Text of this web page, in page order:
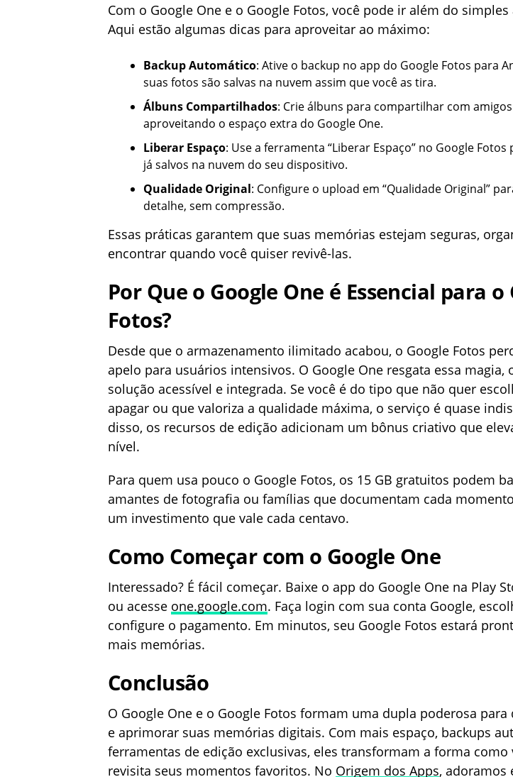
Com o Google One e o Google Fotos, você pode ir além do
Aqui estão algumas dicas para aproveitar ao máximo:
Backup Automático: Ative o backup no app do Google Fotos para
suas fotos são salvas na nuvem assim que você as tira.
Álbuns Compartilhados: Crie álbuns para compartilhar com
aproveitando o espaço extra do Google One.
Liberar Espaço: Use a ferramenta “Liberar Espaço” no Google
já salvos na nuvem do seu dispositivo.
Qualidade Original: Configure o upload em “Qualidade Original”
detalhe, sem compressão.
Essas práticas garantem que suas memórias estejam seguras,
encontrar quando você quiser revivê-las.
Por Que o Google One é Essencial para o
Fotos?
Desde que o armazenamento ilimitado acabou, o Google Fotos
apelo para usuários intensivos. O Google One resgata essa magia,
solução acessível e integrada. Se você é do tipo que não quer
apagar ou que valoriza a qualidade máxima, o serviço é quase
disso, os recursos de edição adicionam um bônus criativo que
nível.
Para quem usa pouco o Google Fotos, os 15 GB gratuitos podem
amantes de fotografia ou famílias que documentam cada
um investimento que vale cada centavo.
Como Começar com o Google One
Interessado? É fácil começar. Baixe o app do Google One na Play
ou acesse one.google.com. Faça login com sua conta Google,
configure o pagamento. Em minutos, seu Google Fotos estará
mais memórias.
Conclusão
O Google One e o Google Fotos formam uma dupla poderosa
e aprimorar suas memórias digitais. Com mais espaço, backups
ferramentas de edição exclusivas, eles transformam a forma como
revisita seus momentos favoritos. No Origem dos Apps, adoramos